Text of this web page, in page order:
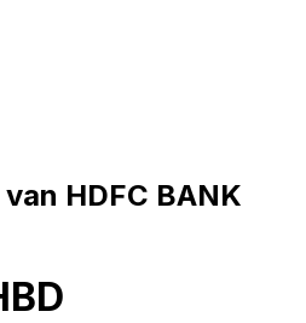
HDFC BANK